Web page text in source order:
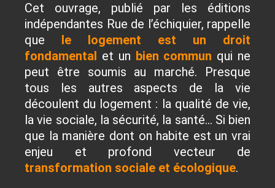
Cet ouvrage, publié par les éditions
indépendantes Rue de l’échiquier, rappelle
que le logement est un droit
fondamental et un bien commun qui ne
peut être soumis au marché. Presque
tous les autres aspects de la vie
découlent du logement : la qualité de vie,
la vie sociale, la sécurité, la santé… Si bien
que la manière dont on habite est un vrai
enjeu et profond vecteur de
transformation sociale et écologique.